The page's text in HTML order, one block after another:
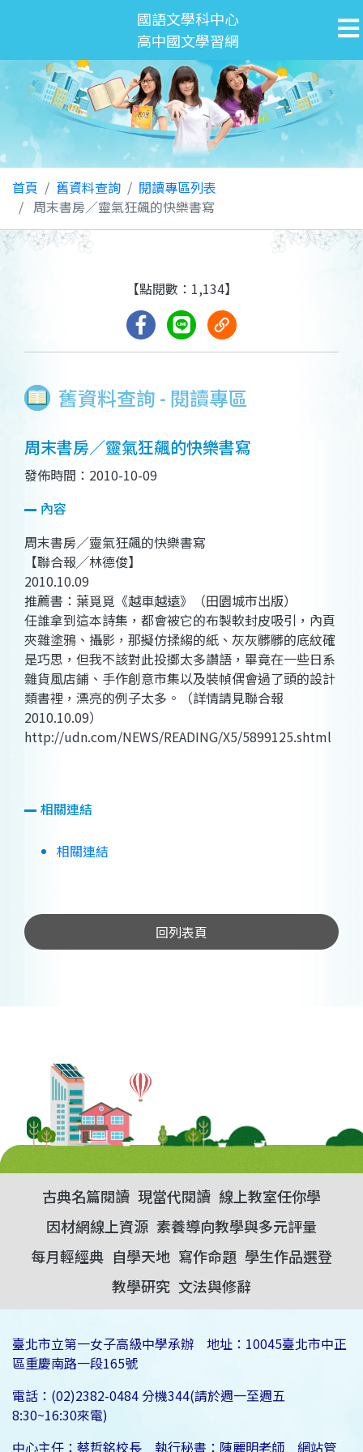
國語文學科中心
高中國文學習網
首頁 舊資料查詢
閱讀專區列表
周末書房／靈氣狂飆的快樂書寫
舊資料查詢 - 閱讀專區
【點閱數：1,134】
周末書房／靈氣狂飆的快樂書寫
發佈時間：2010-10-09
內容
周末書房／靈氣狂飆的快樂書寫
【聯合報╱林德俊】
2010.10.09
推薦書：葉覓覓《越車越遠》（田園城市出版）
任誰拿到這本詩集，都會被它的布製軟封皮吸引，內頁
夾雜塗鴉、攝影，那擬仿揉縐的紙、灰灰髒髒的底紋確
是巧思，但我不該對此投擲太多讚語，畢竟在一些日系
雜貨風店鋪、手作創意市集以及裝幀偶會過了頭的設計
類書裡，漂亮的例子太多。（詳情請見聯合報
2010.10.09）
http://udn.com/NEWS/READING/X5/5899125.shtml
相關連結
相關連結
回列表頁
古典名篇閱讀 現當代閱讀 線上教室任你學
因材網線上資源 素養導向教學與多元評量
每月輕經典 自學天地 寫作命題 學生作品選登
教學研究 文法與修辭
臺北市立第一女子高級中學承辦 地址：10045臺北市中正
區重慶南路一段165號
電話：(02)2382-0484 分機344(請於週一至週五
8:30~16:30來電)
中心主任：蔡哲銘校長 執行秘書：陳麗明老師 網站管